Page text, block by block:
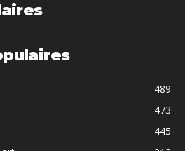
489
473
445